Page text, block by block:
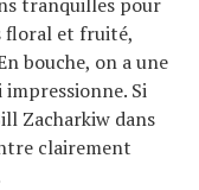
floral et fruité,
bouche, on a une
Si
Zacharkiw dans
clairement